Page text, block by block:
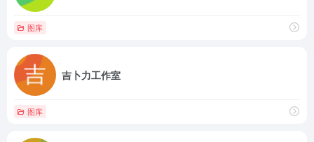
图库
吉卜力工作室
图库